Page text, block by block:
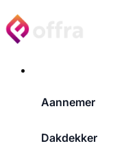
Aannemer
Dakdekker